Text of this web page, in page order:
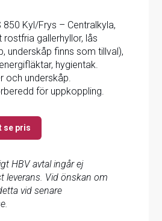
850 Kyl/Frys – Centralkyla,
rostfria gallerhyllor, lås
underskåp finns som tillval),
hygientak.
och underskåp.
för uppkoppling.
se pris
HBV avtal ingår ej
leverans. Vid önskan om
vid senare